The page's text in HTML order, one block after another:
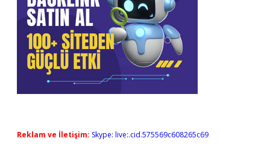
Reklam ve İletişim: Skype: live:.cid.575569c608265c69